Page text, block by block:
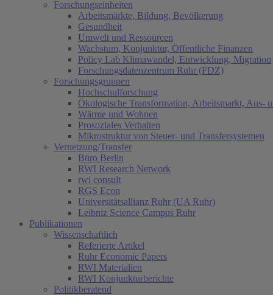
Forschungseinheiten
Arbeitsmärkte, Bildung, Bevölkerung
Gesundheit
Umwelt und Ressourcen
Wachstum, Konjunktur, Öffentliche Finanzen
Policy Lab Klimawandel, Entwicklung, Migration
Forschungsdatenzentrum Ruhr (FDZ)
Forschungsgruppen
Hochschulforschung
Ökologische Transformation, Arbeitsmarkt, Aus-
Wärme und Wohnen
Prosoziales Verhalten
Mikrostruktur von Steuer- und Transfersystemen
Vernetzung/Transfer
Büro Berlin
RWI Research Network
rwi consult
RGS Econ
Universitätsallianz Ruhr (UA Ruhr)
Leibniz Science Campus Ruhr
Publikationen
Wissenschaftlich
Referierte Artikel
Ruhr Economic Papers
RWI Materialien
RWI Konjunkturberichte
Politikberatend